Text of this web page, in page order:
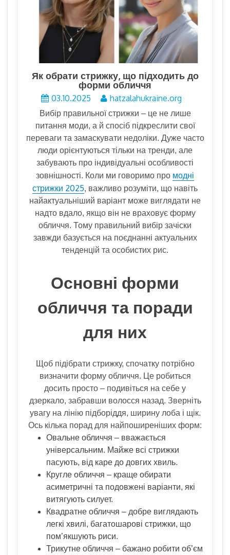
Як обрати стрижку, що підходить до
форми обличчя
03.10.2025 hatzalahukraine.org
Вибір правильної стрижки – це не лише
питання моди, а й спосіб підкреслити свої
переваги та замаскувати недоліки. Дуже часто
люди орієнтуються тільки на тренди, але
забувають про індивідуальні особливості
зовнішності. Коли ми говоримо про модні
стрижки 2025, важливо розуміти, що навіть
найактуальніший варіант може виглядати не
надто вдало, якщо він не враховує форму
обличчя. Тому правильний вибір зачіски
завжди базується на поєднанні актуальних
тенденцій та особистих рис.
Основні форми
обличчя та поради
для них
Щоб підібрати стрижку, спочатку потрібно
визначити форму обличчя. Це робиться
досить просто – подивіться на себе у
дзеркало, забравши волосся назад. Зверніть
увагу на лінію підборіддя, ширину лоба і щік.
Ось кілька порад для найпоширеніших форм:
Овальне обличчя – вважається
універсальним. Майже всі стрижки
пасують, від каре до довгих хвиль.
Кругле обличчя – краще обирати
асиметричні та подовжені варіанти, які
витягують силует.
Квадратне обличчя – добре виглядають
легкі хвилі, багатошарові стрижки, що
пом’якшують риси.
Трикутне обличчя – бажано робити об’єм